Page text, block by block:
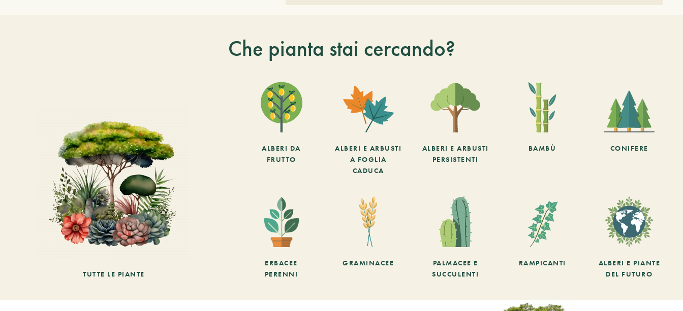
Che pianta stai cercando?
TUTTE LE PIANTE
ALBERI DA
FRUTTO
ALBERI E ARBUSTI
A FOGLIA
CADUCA
ALBERI E ARBUSTI
PERSISTENTI
BAMBÙ CONIFERE
ERBACEE
PERENNI
GRAMINACEE
PALMACEE E
SUCCULENTI
RAMPICANTI
ALBERI E PIANTE
DEL FUTURO